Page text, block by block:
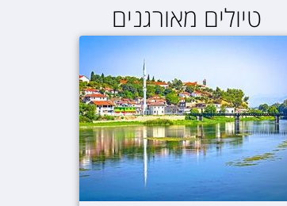
טיולים מאורגנים